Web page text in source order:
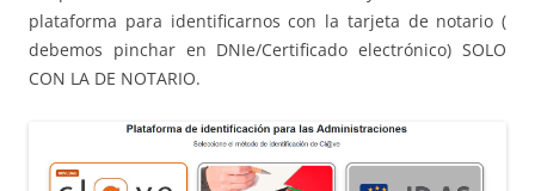
plataforma para identificarnos con la tarjeta de notario (
debemos pinchar en DNIe/Certificado electrónico) SOLO
CON LA DE NOTARIO.